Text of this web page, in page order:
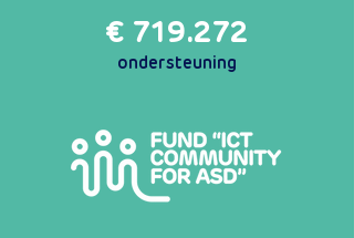
€ 719.272
ondersteuning